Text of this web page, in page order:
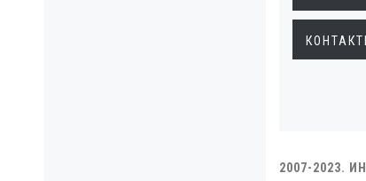
2007-2023.